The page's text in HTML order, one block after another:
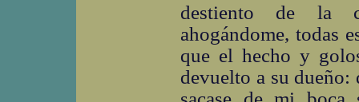
destiento de la
ahogándome, todas
que el hecho y
devuelto a su dueño: